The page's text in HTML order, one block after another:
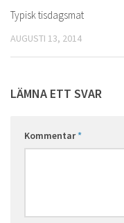
Typisk tisdagsmat
AUGUSTI 13, 2014
LÄMNA ETT SVAR
Kommentar*